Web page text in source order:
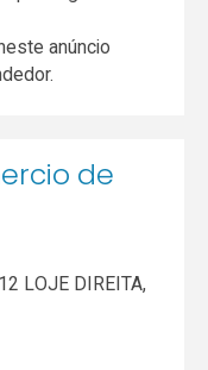
anúncio
de
LOJE DIREITA,